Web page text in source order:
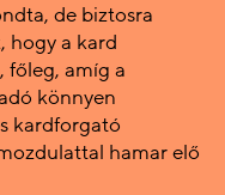
de biztosra
hogy a kard
főleg, amíg a
könnyen
kardforgató
hamar elő